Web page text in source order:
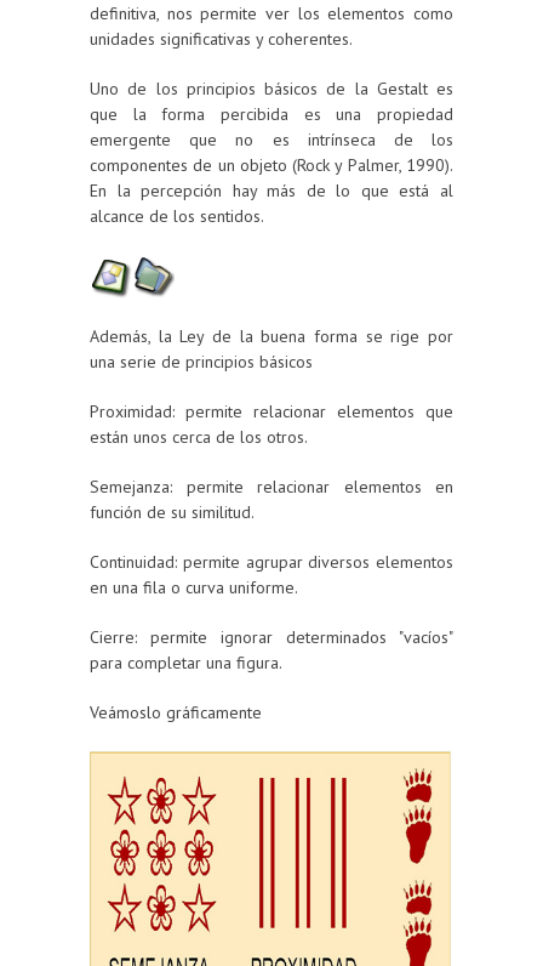
definitiva, nos permite ver los elementos como
unidades significativas y coherentes.
Uno de los principios básicos de la Gestalt es
que la forma percibida es una propiedad
emergente que no es intrínseca de los
componentes de un objeto (Rock y Palmer, 1990).
En la percepción hay más de lo que está al
alcance de los sentidos.
Además, la Ley de la buena forma se rige por
una serie de principios básicos
Proximidad: permite relacionar elementos que
están unos cerca de los otros.
Semejanza: permite relacionar elementos en
función de su similitud.
Continuidad: permite agrupar diversos elementos
en una fila o curva uniforme.
Cierre: permite ignorar determinados "vacíos"
para completar una figura.
Veámoslo gráficamente